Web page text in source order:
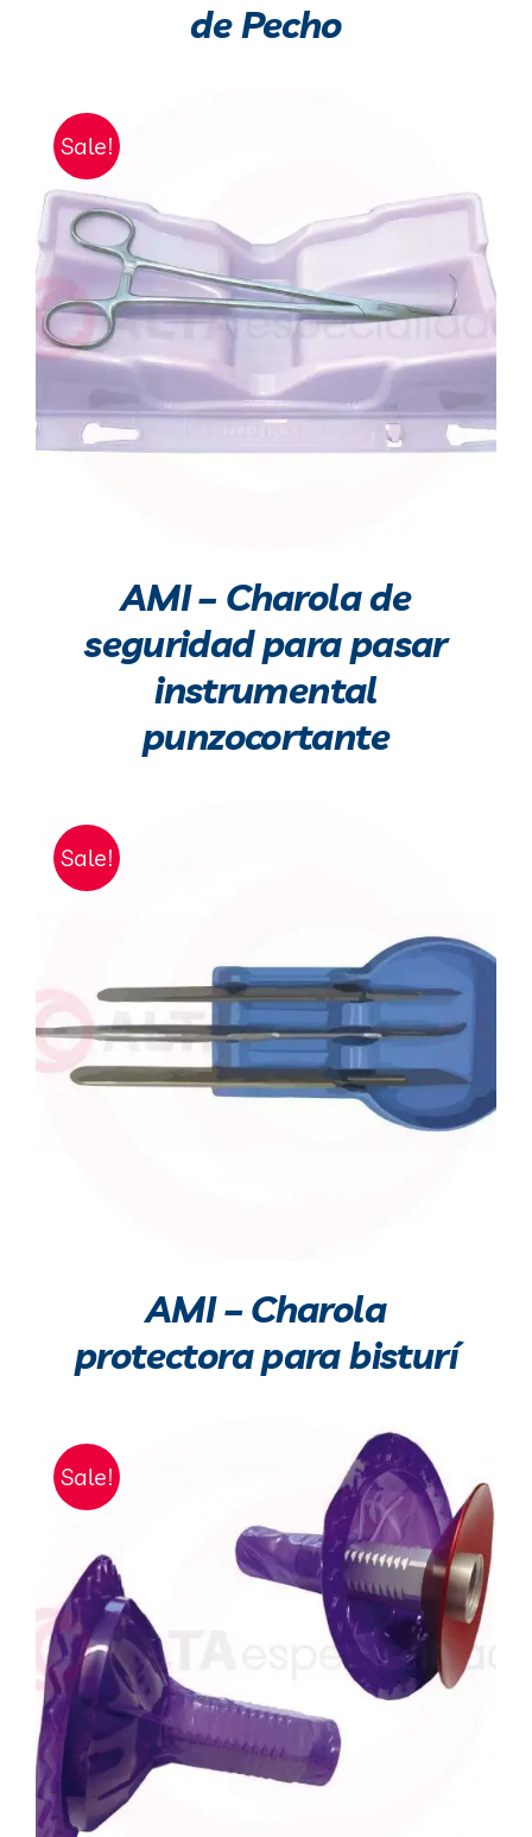
de Pecho
Sale!
AMI – Charola de
seguridad para pasar
instrumental
punzocortante
Sale!
AMI – Charola
protectora para bisturí
Sale!